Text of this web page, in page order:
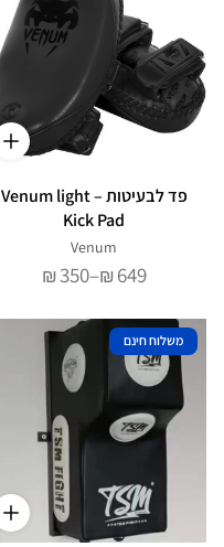
פד לבעיטות – Venum light
Kick Pad
Venum
₪350–₪ 649
טווח
⁦₪350⁩
עד
משלוח חינם